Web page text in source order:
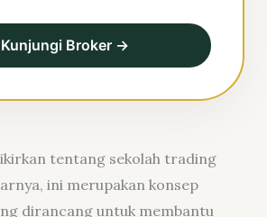
Kunjungi Broker →
tentang sekolah trading
ini merupakan konsep
dirancang untuk membantu